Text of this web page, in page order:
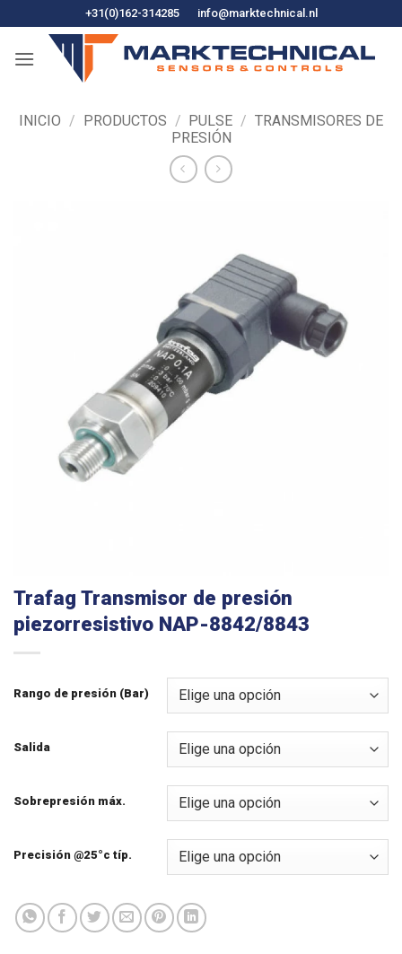
al
contenido
+31(0)162-314285 info@marktechnical.nl
INICIO / PRODUCTOS / PULSE / TRANSMISORES DE
PRESIÓN
Trafag Transmisor de presión
piezorresistivo NAP-8842/8843
Rango de presión (Bar)
Salida
Sobrepresión máx.
Precisión @25°c típ.